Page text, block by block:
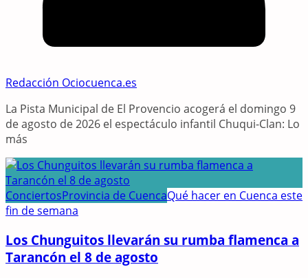
Redacción Ociocuenca.es
La Pista Municipal de El Provencio acogerá el domingo 9
de agosto de 2026 el espectáculo infantil Chuqui-Clan: Lo
más
ConciertosProvincia de CuencaQué hacer en Cuenca este
fin de semana
Los Chunguitos llevarán su rumba flamenca a
Tarancón el 8 de agosto